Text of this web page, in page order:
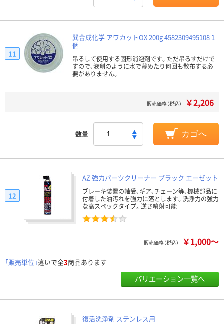
巽合成化学 アワカットOX 200g 4582309495108 1
個
吊るして使用する固形消泡剤です。ただ吊るすだけで
すので、液剤のように水で薄めたり何回も散布する必
要がありません。
11
販売価格（税込） ￥2,206
数量 カゴへ
AZ 強力パーツクリーナー ブラック エーゼット
ブレーキ装置の軸受、ギア、チェーン等、機械部品に
付着した油汚れを強力に落とします。洗浄力の強力
な高スペックタイプ。逆さ噴射可能
12
販売価格（税込） ￥1,000～
「販売単位」違いで全3商品あります
バリエーション一覧へ
復活洗浄剤 ステンレス用